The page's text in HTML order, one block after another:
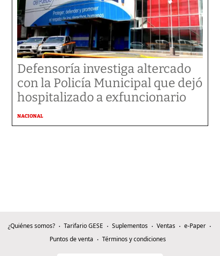
Defensoría investiga altercado
con la Policía Municipal que dejó
hospitalizado a exfuncionario
NACIONAL
¿Quiénes somos? Tarifario GESE Suplementos Ventas
e-Paper
Puntos de venta
Términos y condiciones